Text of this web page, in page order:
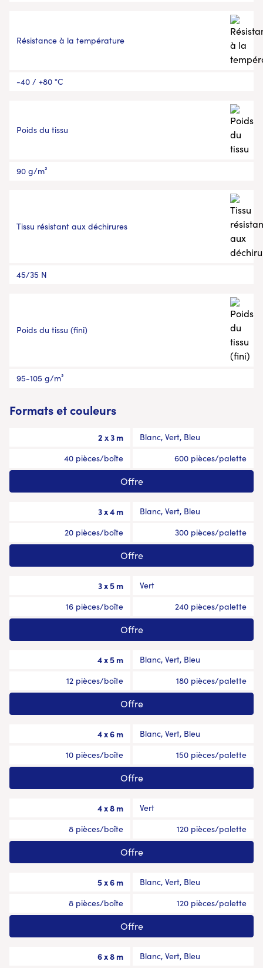
Résistance à la température
-40 / +80 °C
Poids du tissu
90 g/m²
Tissu résistant aux déchirures
45/35 N
Poids du tissu (fini)
95-105 g/m²
Formats et couleurs
2 x 3 m
Blanc, Vert, Bleu
40 pièces/boîte
600 pièces/palette
Offre
3 x 4 m
Blanc, Vert, Bleu
20 pièces/boîte
300 pièces/palette
Offre
3 x 5 m
Vert
16 pièces/boîte
240 pièces/palette
Offre
4 x 5 m
Blanc, Vert, Bleu
12 pièces/boîte
180 pièces/palette
Offre
4 x 6 m
Blanc, Vert, Bleu
10 pièces/boîte
150 pièces/palette
Offre
4 x 8 m
Vert
8 pièces/boîte
120 pièces/palette
Offre
5 x 6 m
Blanc, Vert, Bleu
8 pièces/boîte
120 pièces/palette
Offre
6 x 8 m Blanc, Vert, Bleu